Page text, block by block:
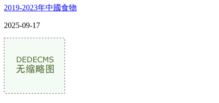
2019-2023年中國食物
2025-09-17